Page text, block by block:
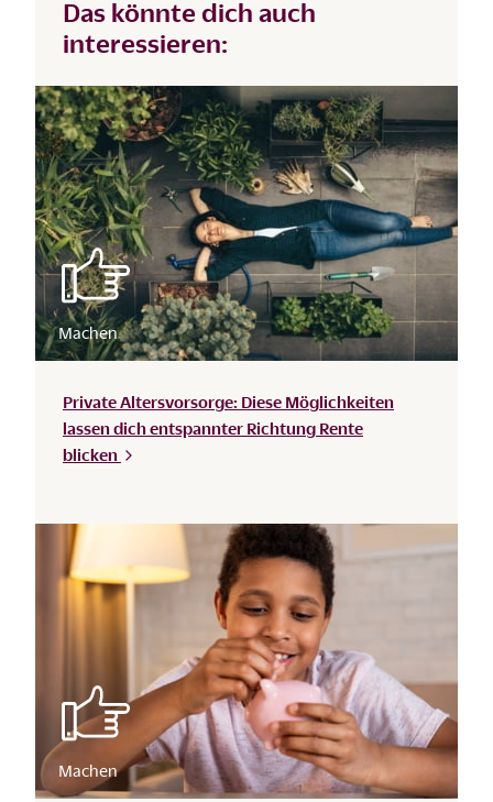
Das könnte dich auch
interessieren:
Private Altersvorsorge: Diese Möglichkeiten
lassen dich entspannter Richtung Rente
blicken